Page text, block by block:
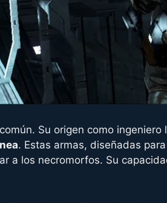
Su origen como
. Estas armas, diseñadas
a los necromorfos. Su